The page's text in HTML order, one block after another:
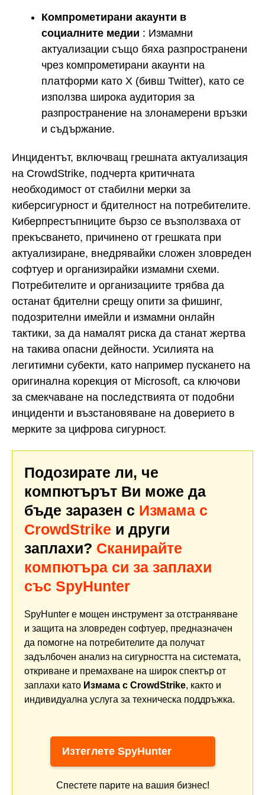
Компрометирани акаунти в
социалните медии : Измамни
актуализации също бяха разпространени
чрез компрометирани акаунти на
платформи като X (бивш Twitter), като се
използва широка аудитория за
разпространение на злонамерени връзки
и съдържание.
Инцидентът, включващ грешната актуализация
на CrowdStrike, подчерта критичната
необходимост от стабилни мерки за
киберсигурност и бдителност на потребителите.
Киберпрестъпниците бързо се възползваха от
прекъсването, причинено от грешката при
актуализиране, внедрявайки сложен зловреден
софтуер и организирайки измамни схеми.
Потребителите и организациите трябва да
останат бдителни срещу опити за фишинг,
подозрителни имейли и измамни онлайн
тактики, за да намалят риска да станат жертва
на такива опасни дейности. Усилията на
легитимни субекти, като например пускането на
оригинална корекция от Microsoft, са ключови
за смекчаване на последствията от подобни
инциденти и възстановяване на доверието в
мерките за цифрова сигурност.
Подозирате ли, че
компютърът Ви може да
бъде заразен с Измама с
CrowdStrike и други
заплахи? Сканирайте
компютъра си за заплахи
със SpyHunter
SpyHunter е мощен инструмент за отстраняване
и защита на зловреден софтуер, предназначен
да помогне на потребителите да получат
задълбочен анализ на сигурността на системата,
откриване и премахване на широк спектър от
заплахи като Измама с CrowdStrike, както и
индивидуална услуга за техническа поддръжка.
Изтеглете SpyHunter
Спестете парите на вашия бизнес!